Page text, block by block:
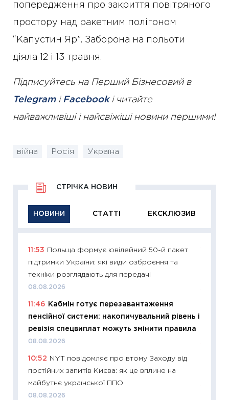
попередження про закриття повітряного
простору над ракетним полігоном
“Капустин Яр”. Заборона на польоти
діяла 12 і 13 травня.
Підписуйтесь на Перший Бізнесовий в
Telegramі Facebookі читайте
найважливіші і найсвіжіші новини першими!
війна Росія Україна
НОВИНИ СТАТТІ ЕКСКЛЮЗИВ
СТРІЧКА НОВИН
11:53
Польща формує ювілейний 50-й пакет
підтримки України: які види озброєння та
техніки розглядають для передачі
08.08.2026
11:46
Кабмін готує перезавантаження
пенсійної системи: накопичувальний рівень і
ревізія спецвиплат можуть змінити правила
08.08.2026
10:52
NYT повідомляє про втому Заходу від
постійних запитів Києва: як це вплине на
майбутнє української ППО
08.08.2026